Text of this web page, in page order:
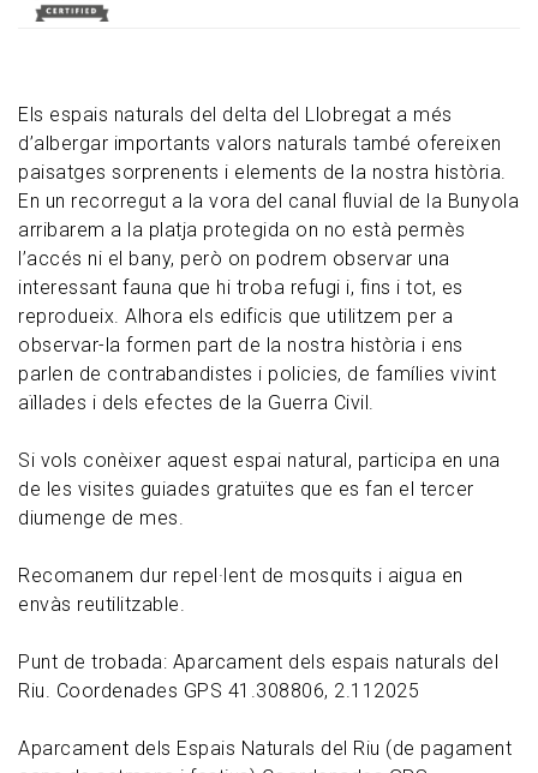
Els espais naturals del delta del Llobregat a més
d’albergar importants valors naturals també ofereixen
paisatges sorprenents i elements de la nostra història.
En un recorregut a la vora del canal fluvial de la Bunyola
arribarem a la platja protegida on no està permès
l’accés ni el bany, però on podrem observar una
interessant fauna que hi troba refugi i, fins i tot, es
reprodueix. Alhora els edificis que utilitzem per a
observar-la formen part de la nostra història i ens
parlen de contrabandistes i policies, de famílies vivint
aïllades i dels efectes de la Guerra Civil.
Si vols conèixer aquest espai natural, participa en una
de les visites guiades gratuïtes que es fan el tercer
diumenge de mes.
Recomanem dur repel·lent de mosquits i aigua en
envàs reutilitzable.
Punt de trobada: Aparcament dels espais naturals del
Riu. Coordenades GPS 41.308806, 2.112025
Aparcament dels Espais Naturals del Riu (de pagament